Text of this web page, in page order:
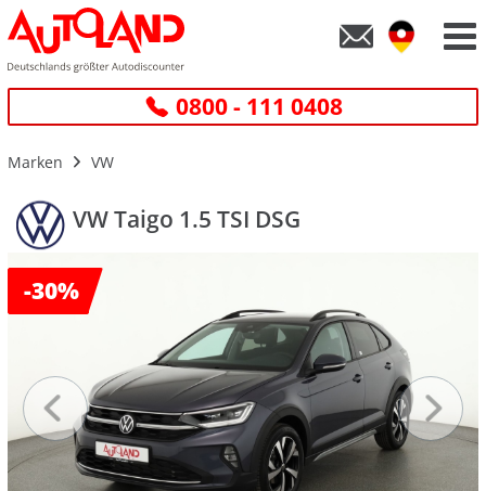
0800 - 111 0408
Marken VW
VW Taigo 1.5 TSI DSG
-30%